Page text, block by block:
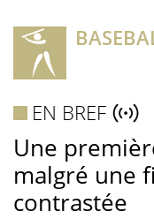
EN BREF
Une
malgré une
contrastée